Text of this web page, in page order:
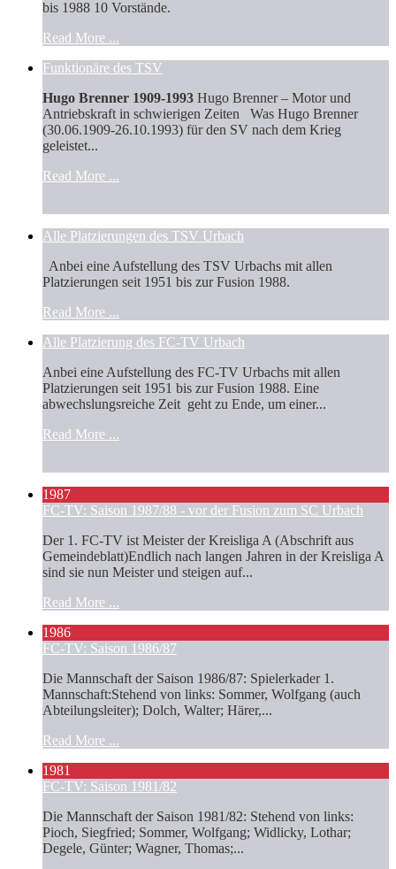
bis 1988 10 Vorstände.
Read More ...
Funktionäre des TSV
Hugo Brenner 1909-1993 Hugo Brenner – Motor und
Antriebskraft in schwierigen Zeiten Was Hugo Brenner
(30.06.1909-26.10.1993) für den SV nach dem Krieg
geleistet...
Read More ...
Alle Platzierungen des TSV Urbach
Anbei eine Aufstellung des TSV Urbachs mit allen
Platzierungen seit 1951 bis zur Fusion 1988.
Read More ...
Alle Platzierung des FC-TV Urbach
Anbei eine Aufstellung des FC-TV Urbachs mit allen
Platzierungen seit 1951 bis zur Fusion 1988. Eine
abwechslungsreiche Zeit geht zu Ende, um einer...
Read More ...
1987
FC-TV: Saison 1987/88 - vor der Fusion zum SC Urbach
Der 1. FC-TV ist Meister der Kreisliga A (Abschrift aus
Gemeindeblatt)Endlich nach langen Jahren in der Kreisliga A
sind sie nun Meister und steigen auf...
Read More ...
1986
FC-TV: Saison 1986/87
Die Mannschaft der Saison 1986/87: Spielerkader 1.
Mannschaft:Stehend von links: Sommer, Wolfgang (auch
Abteilungsleiter); Dolch, Walter; Härer,...
Read More ...
1981
FC-TV: Saison 1981/82
Die Mannschaft der Saison 1981/82: Stehend von links:
Pioch, Siegfried; Sommer, Wolfgang; Widlicky, Lothar;
Degele, Günter; Wagner, Thomas;...